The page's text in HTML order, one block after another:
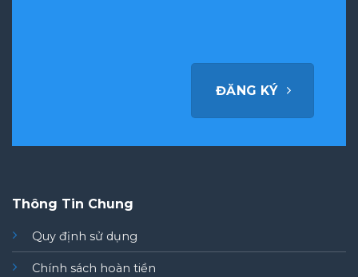
ĐĂNG KÝ
Thông Tin Chung
Quy định sử dụng
Chính sách hoàn tiền